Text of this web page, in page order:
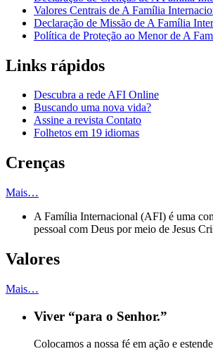
Valores Centrais de A Família
Declaração de Missão de A Família
Política de Proteção ao Menor de A
Links rápidos
Descubra a rede AFI Online
Buscando uma nova vida?
Assine a revista Contato
Folhetos em 19 idiomas
Crenças
Mais…
A Família Internacional (AFI) é uma
pessoal com Deus por meio de Jesus
Valores
Mais…
Viver “para o Senhor.”
Colocamos a nossa fé em ação e